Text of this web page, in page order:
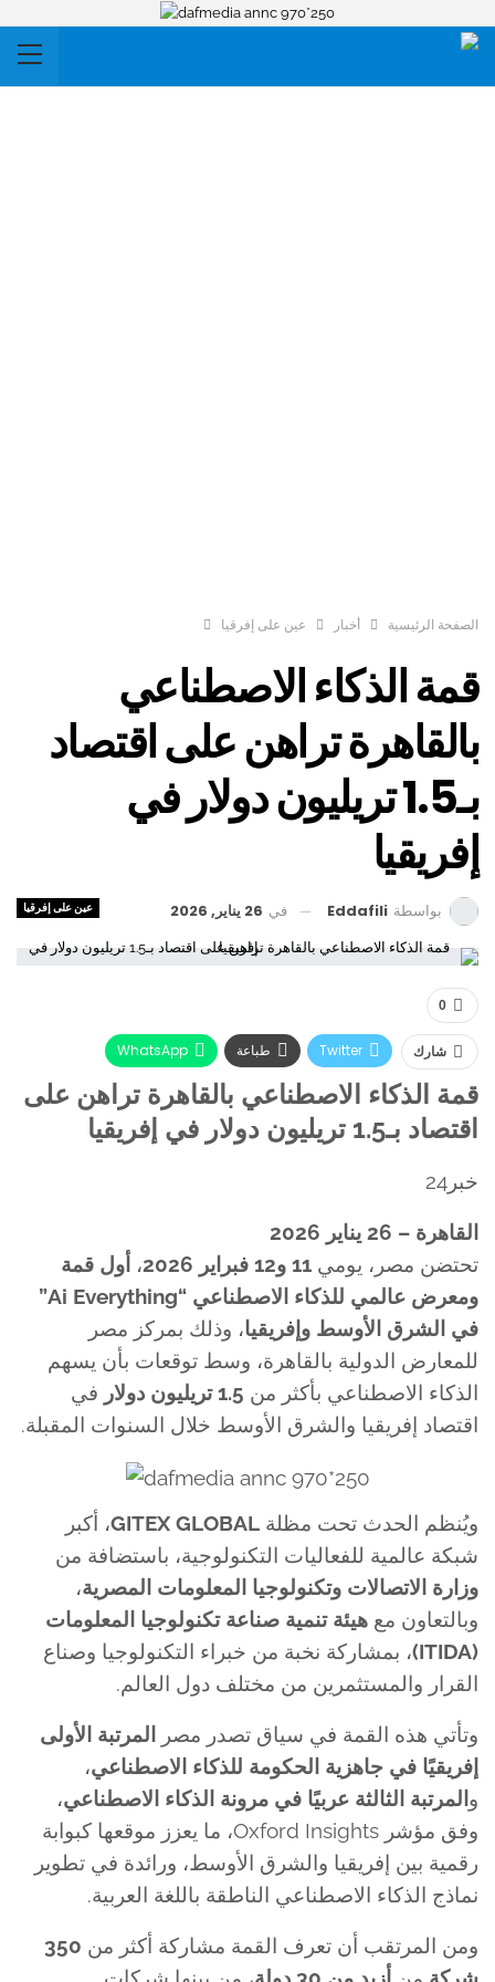
الصفحة الرئيسية أخبار عين على إفرقيا
قمة الذكاء الاصطناعي
بالقاهرة تراهن على اقتصاد
بـ1.5 تريليون دولار في
إفريقيا
عين على إفرقيا بواسطة Eddafili في 26 يناير, 2026
0
شارك Twitter طباعة
WhatsApp
البريد الإلكتروني
Facebook
قمة الذكاء الاصطناعي بالقاهرة تراهن على
اقتصاد بـ1.5 تريليون دولار في إفريقيا
خبر24
القاهرة – 26 يناير 2026
تحتضن مصر، يومي 11 و12 فبراير 2026 ، أول قمة
ومعرض عالمي للذكاء الاصطناعي “Ai Everything”
في الشرق الأوسط وإفريقيا، وذلك بمركز مصر
للمعارض الدولية بالقاهرة، وسط توقعات بأن يسهم
الذكاء الاصطناعي بأكثر من 1.5 تريليون دولار
في
اقتصاد إفريقيا والشرق الأوسط خلال السنوات المقبلة.
ويُنظم الحدث تحت مظلة GITEX GLOBAL، أكبر
شبكة عالمية للفعاليات التكنولوجية، باستضافة من
وزارة الاتصالات وتكنولوجيا المعلومات المصرية،
وبالتعاون مع هيئة تنمية صناعة تكنولوجيا المعلومات
(ITIDA)
، بمشاركة نخبة من خبراء التكنولوجيا وصناع
القرار والمستثمرين من مختلف دول العالم.
وتأتي هذه القمة في سياق تصدر مصر المرتبة الأولى
إفريقيًا في جاهزية الحكومة للذكاء الاصطناعي،
والمرتبة الثالثة عربيًا في مرونة الذكاء الاصطناعي،
وفق مؤشر Oxford Insights، ما يعزز موقعها كبوابة
رقمية بين إفريقيا والشرق الأوسط، ورائدة في تطوير
نماذج الذكاء الاصطناعي الناطقة باللغة العربية.
ومن المرتقب أن تعرف القمة مشاركة أكثر من 350